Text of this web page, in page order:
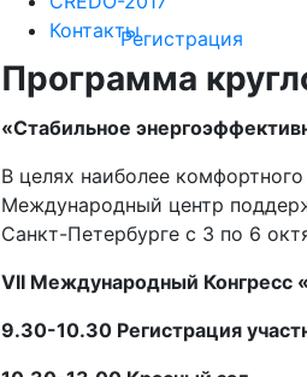
КонтактыРегистрация
Программа
«Стабильное
В целях наиболее
Международный центр
Санкт-Петербурге с 3 по 6
VII Международный Конгресс
9.30-10.30 Регистрация